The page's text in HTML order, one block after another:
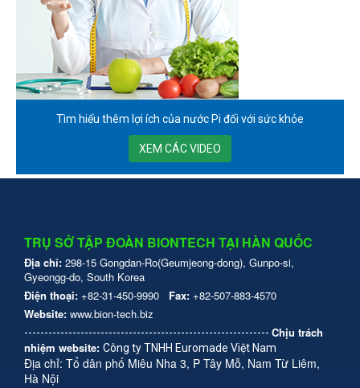
Tìm hiểu thêm lợi ích củanước Pi đối với sức khỏe
XEM CÁC VIDEO
TRỤ SỞ TẬP ĐOÀN BIONTECH TẠI HÀN QUỐC
Địa chỉ: 298-15 Gongdan-Ro(Geumjeong-dong), Gunpo-si,
Gyeongg-do, South Korea
Điện thoại: +82-31-450-9990 Fax: +82-507-883-4570
Website: www.bion-tech.biz
------------------------------------------------------------- Chịu trách
nhiệm website: Công ty TNHH Euromade Việt Nam
Địa chỉ: Tổ dân phố Miêu Nha 3, P Tây Mỗ, Nam Từ Liêm,
Hà Nội